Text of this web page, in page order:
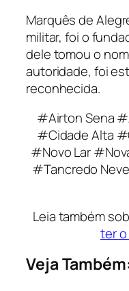
Marquês de
militar, foi o
dele tomou o
autoridade, foi
reconhecida.
#Airton Sena
#Cidade Alta
#Novo Lar
#Tancredo
Leia também
ter o
Veja